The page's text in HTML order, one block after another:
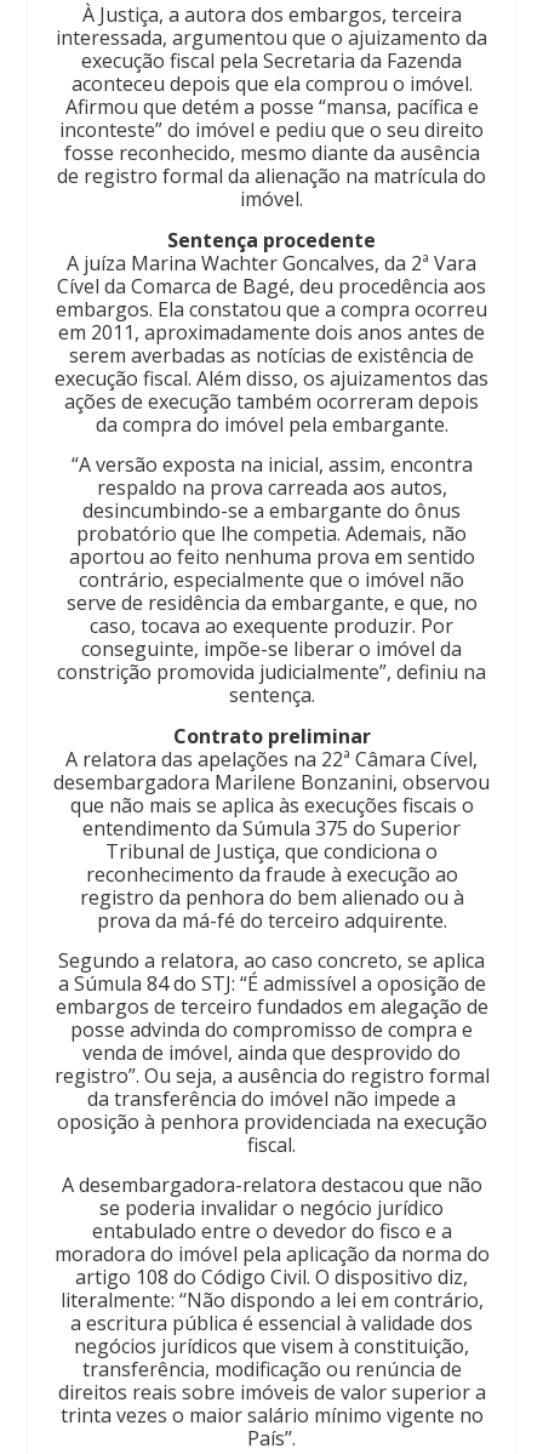
À Justiça, a autora dos embargos, terceira
interessada, argumentou que o ajuizamento da
execução fiscal pela Secretaria da Fazenda
aconteceu depois que ela comprou o imóvel.
Afirmou que detém a posse “mansa, pacífica e
inconteste” do imóvel e pediu que o seu direito
fosse reconhecido, mesmo diante da ausência
de registro formal da alienação na matrícula do
imóvel.
Sentença procedente
A juíza Marina Wachter Goncalves, da 2ª Vara
Cível da Comarca de Bagé, deu procedência aos
embargos. Ela constatou que a compra ocorreu
em 2011, aproximadamente dois anos antes de
serem averbadas as notícias de existência de
execução fiscal. Além disso, os ajuizamentos das
ações de execução também ocorreram depois
da compra do imóvel pela embargante.
“A versão exposta na inicial, assim, encontra
respaldo na prova carreada aos autos,
desincumbindo-se a embargante do ônus
probatório que lhe competia. Ademais, não
aportou ao feito nenhuma prova em sentido
contrário, especialmente que o imóvel não
serve de residência da embargante, e que, no
caso, tocava ao exequente produzir. Por
conseguinte, impõe-se liberar o imóvel da
constrição promovida judicialmente”, definiu na
sentença.
Contrato preliminar
A relatora das apelações na 22ª Câmara Cível,
desembargadora Marilene Bonzanini, observou
que não mais se aplica às execuções fiscais o
entendimento da Súmula 375 do Superior
Tribunal de Justiça, que condiciona o
reconhecimento da fraude à execução ao
registro da penhora do bem alienado ou à
prova da má-fé do terceiro adquirente.
Segundo a relatora, ao caso concreto, se aplica
a Súmula 84 do STJ: “É admissível a oposição de
embargos de terceiro fundados em alegação de
posse advinda do compromisso de compra e
venda de imóvel, ainda que desprovido do
registro”. Ou seja, a ausência do registro formal
da transferência do imóvel não impede a
oposição à penhora providenciada na execução
fiscal.
A desembargadora-relatora destacou que não
se poderia invalidar o negócio jurídico
entabulado entre o devedor do fisco e a
moradora do imóvel pela aplicação da norma do
artigo 108 do Código Civil. O dispositivo diz,
literalmente: ‘‘Não dispondo a lei em contrário,
a escritura pública é essencial à validade dos
negócios jurídicos que visem à constituição,
transferência, modificação ou renúncia de
direitos reais sobre imóveis de valor superior a
trinta vezes o maior salário mínimo vigente no
País’’.